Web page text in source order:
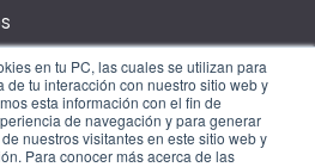
en tu PC, las cuales se utilizan para
tu interacción con nuestro sitio web y
esta información con el fin de
de navegación y para generar
nuestros visitantes en este sitio web y
Para conocer más acerca de las
y privacidad